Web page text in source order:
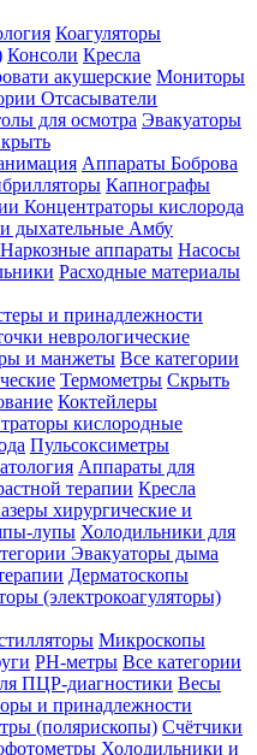
Коагуляторы
Консоли Кресла
акушерские Мониторы
Отсасыватели
для осмотра Эвакуаторы
Аппараты Боброва
Капнографы
Концентраторы кислорода
дыхательные Амбу
Наркозные аппараты Насосы
Расходные материалы
и принадлежности
неврологические
и манжеты Все категории
Термометры Скрыть
Коктейлеры
кислородные
Пульсоксиметры
Аппараты для
терапии Кресла
хирургические и
лупы Холодильники для
Эвакуаторы дыма
Дерматоскопы
(электрокоагуляторы)
Микроскопы
PH-метры Все категории
ПЦР-диагностики Весы
и принадлежности
(полярископы) Счётчики
Холодильники и